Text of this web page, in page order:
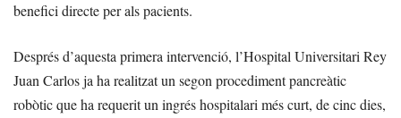
benefici directe per als pacients.
Després d’aquesta primera intervenció, l’Hospital Universitari Rey
Juan Carlos ja ha realitzat un segon procediment pancreàtic
robòtic que ha requerit un ingrés hospitalari més curt, de cinc dies,